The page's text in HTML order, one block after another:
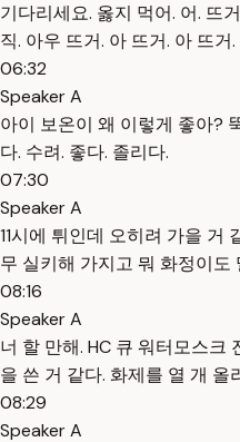
기다리세요. 옳지 먹어. 어. 뜨
직. 아우 뜨거. 아 뜨거. 아 뜨거.
06:32
Speaker A
아이 보온이 왜 이렇게 좋아?
다. 수려. 좋다. 졸리다.
07:30
Speaker A
11시에 튀인데 오히려 가을 거
무 실키해 가지고 뭐 화정이도
08:16
Speaker A
너 할 만해. HC 큐 워터모스크
을 쓴 거 같다. 화제를 열 개 올
08:29
Speaker A